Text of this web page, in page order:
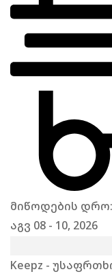
მიწოდების დრო:
აგვ 08 - 10, 2026
Keepz -